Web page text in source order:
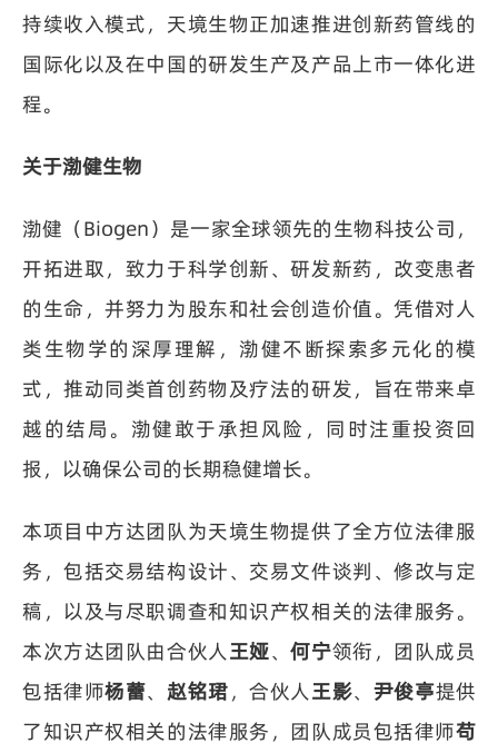
持续收入模式，天境生物正加速推进创新药管线的
国际化以及在中国的研发生产及产品上市一体化进
程。
关于渤健生物
渤健（Biogen）是一家全球领先的生物科技公司，
开拓进取，致力于科学创新、研发新药，改变患者
的生命，并努力为股东和社会创造价值。凭借对人
类生物学的深厚理解，渤健不断探索多元化的模
式，推动同类首创药物及疗法的研发，旨在带来卓
越的结局。渤健敢于承担风险，同时注重投资回
报，以确保公司的长期稳健增长。
本项目中方达团队为天境生物提供了全方位法律服
务，包括交易结构设计、交易文件谈判、修改与定
稿，以及与尽职调查和知识产权相关的法律服务。
本次方达团队由合伙人王娅、何宁领衔，团队成员
包括律师杨蕾、赵铭珺，合伙人王影、 尹俊亭提供
了知识产权相关的法律服务，团队成员包括律师苟